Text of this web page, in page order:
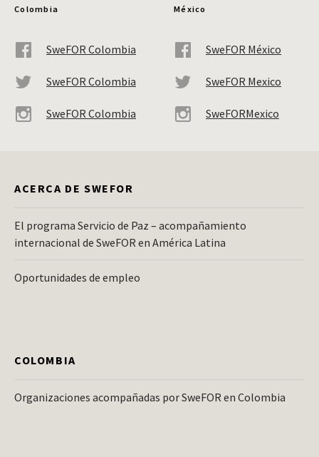
Colombia
SweFOR Colombia
SweFOR Colombia
SweFOR Colombia
México
SweFOR México
SweFOR Mexico
SweFORMexico
ACERCA DE SWEFOR
El programa Servicio de Paz – acompañamiento
internacional de SweFOR en América Latina
Oportunidades de empleo
COLOMBIA
Organizaciones acompañadas por SweFOR en Colombia